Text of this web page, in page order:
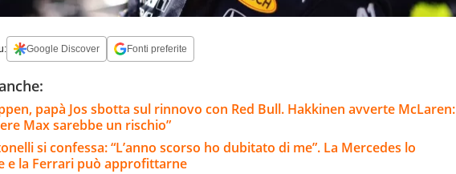
Google Discover Fonti preferite
papà Jos sbotta sul rinnovo con Red Bull. Hakkinen avverte McLaren:
Max sarebbe un rischio”
si confessa: “L’anno scorso ho dubitato di me”. La Mercedes lo
e la Ferrari può approfittarne